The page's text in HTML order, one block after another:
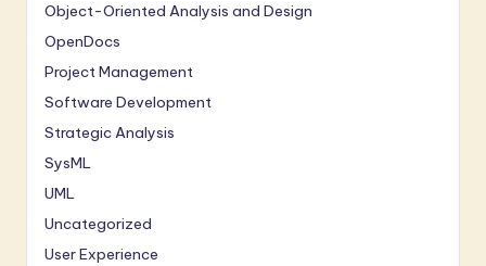
Object-Oriented Analysis and Design
OpenDocs
Project Management
Software Development
Strategic Analysis
SysML
UML
Uncategorized
User Experience